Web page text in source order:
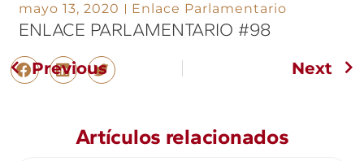
mayo 13, 2020 Enlace Parlamentario
ENLACE PARLAMENTARIO #98
Previous Next
Artículos relacionados